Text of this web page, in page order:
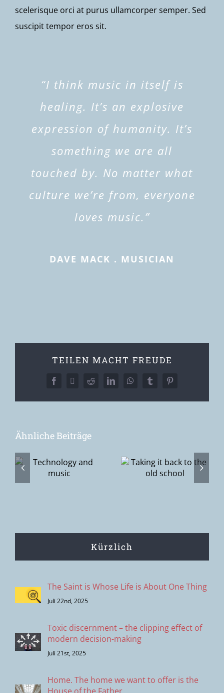
scelerisque orci at purus ullamcorper semper. Sed
suscipit tempor eros sit.
“I think music in itself is
healing. It’s an explosive
expression of humanity. It’s
something we are all
touched by. No matter what
culture we’re from, everyone
loves music.”
DAVE MACK . MUSICIAN
TEILEN MACHT FREUDE
Facebook
X RedditLinkedInWhatsAppTumblrPinterest
Ähnliche Beiträge
Taking it
back to the
While my
guitar gently
weeps
Kürzlich
The Saint is Whose Life is About One Thing
Juli 22nd, 2025
Toxic discernment – the clipping effect of
modern decision-making
Juli 21st, 2025
Home. The home we want to offer is the